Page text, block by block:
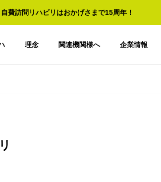
費訪問リハビリはおかげさまで15周年！
理念 関連機関様へ 企業情報